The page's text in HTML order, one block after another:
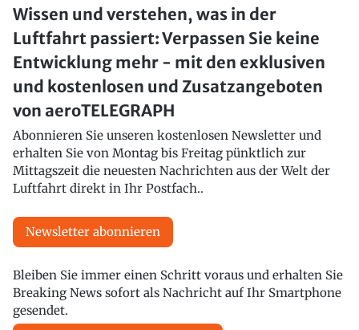
Wissen und verstehen, was in der
Luftfahrt passiert: Verpassen Sie keine
Entwicklung mehr - mit den exklusiven
und kostenlosen und Zusatzangeboten
von aeroTELEGRAPH
Abonnieren Sie unseren kostenlosen Newsletter und
erhalten Sie von Montag bis Freitag pünktlich zur
Mittagszeit die neuesten Nachrichten aus der Welt der
Luftfahrt direkt in Ihr Postfach..
Newsletter abonnieren
Bleiben Sie immer einen Schritt voraus und erhalten Sie
Breaking News sofort als Nachricht auf Ihr Smartphone
gesendet.